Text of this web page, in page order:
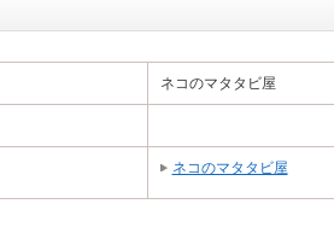
ネコのマタタビ屋
ネコのマタタビ屋